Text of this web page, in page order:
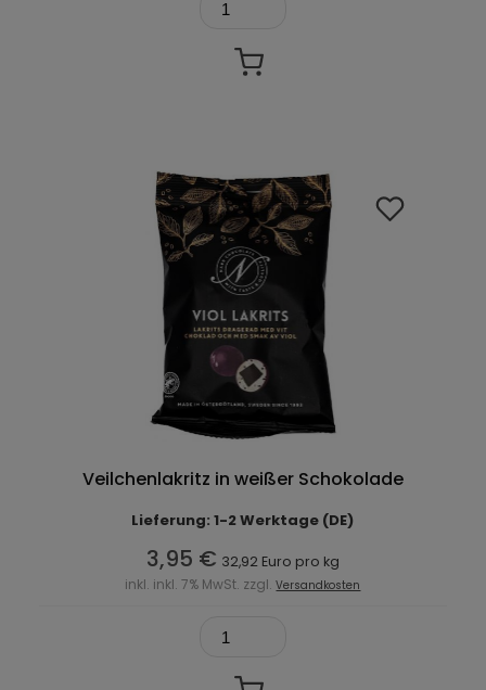
Veilchenlakritz in weißer Schokolade
Lieferung: 1-2 Werktage (DE)
3,95 € 32,92 Euro pro kg
inkl. inkl. 7% MwSt. zzgl.Versandkosten